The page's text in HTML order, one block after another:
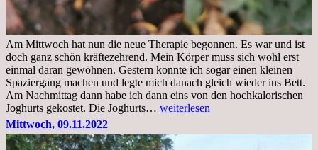
Am Mittwoch hat nun die neue Therapie begonnen. Es war und ist
doch ganz schön kräftezehrend. Mein Körper muss sich wohl erst
einmal daran gewöhnen. Gestern konnte ich sogar einen kleinen
Spaziergang machen und legte mich danach gleich wieder ins Bett.
Am Nachmittag dann habe ich dann eins von den hochkalorischen
Joghurts gekostet. Die Joghurts… Freitag,
Therapie
Beginn
weiterlesen
Mittwoch, 09.11.2022